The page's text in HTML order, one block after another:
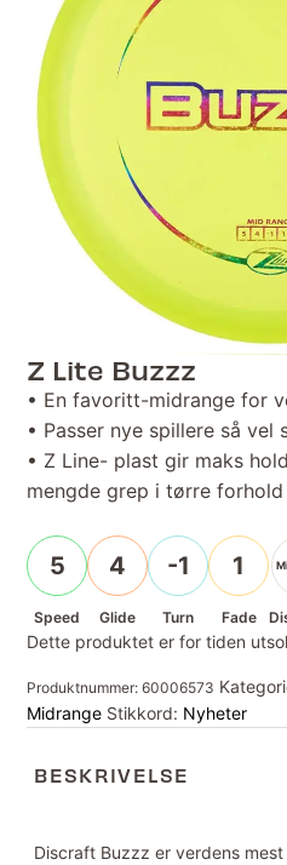
Z Lite Buzzz
• En favoritt-midrange for
• Passer nye spillere så vel
• Z Line- plast gir maks
mengde grep i tørre forhold
5
Speed
4
Glide
-1
Turn
1
Fade
Dette produktet er for tiden
Produktnummer:60006573
Midrange Stikkord: Nyheter
BESKRIVELSE
Discraft Buzzz er verdens